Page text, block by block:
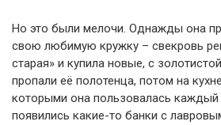
Но это были мелочи. Однажды она
свою любимую кружку – свекровь
старая» и купила новые, с
пропали её полотенца, потом на
которыми она пользовалась каждый
появились какие-то банки с